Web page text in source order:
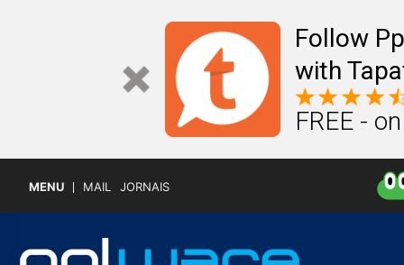
Follow
with
FREE -
MENU MAIL JORNAIS